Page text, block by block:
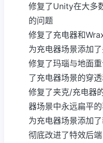
修复了Unity在大多
的问题
修复了充电器和
为充电器场景添加
修复了玛瑙与地面
了充电器场景的穿
修复了夹克/充电器
器场景中永远扁平
为充电器场景添加
彻底改进了特效后